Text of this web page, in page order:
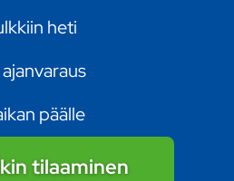
heti
päälle
tilaaminen